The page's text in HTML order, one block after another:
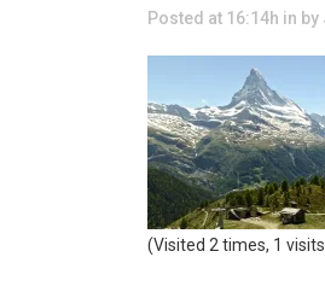
Posted at 16:14h in by
(Visited 2 times, 1